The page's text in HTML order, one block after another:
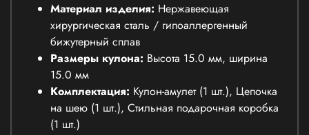
Материал изделия: Нержавеющая
хирургическая сталь / гипоаллергенный
бижутерный сплав
Размеры кулона: Высота 15.0 мм, ширина
15.0 мм
Комплектация: Кулон-амулет (1 шт.), Цепочка
на шею (1 шт.), Стильная подарочная коробка
(1 шт.)